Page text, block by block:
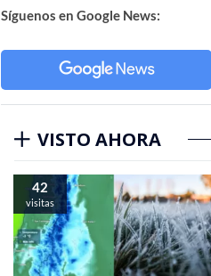
Síguenos en Google News:
VISTO AHORA
42
visitas